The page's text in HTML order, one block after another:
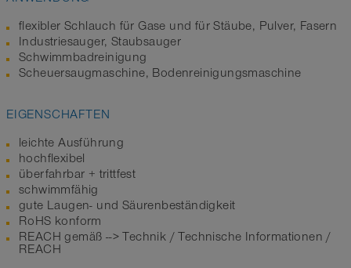
flexibler Schlauch für Gase und für Stäube, Pulver, Fasern
Industriesauger, Staubsauger
Schwimmbadreinigung
Scheuersaugmaschine, Bodenreinigungsmaschine
EIGENSCHAFTEN
leichte Ausführung
hochflexibel
überfahrbar + trittfest
schwimmfähig
gute Laugen- und Säurenbeständigkeit
RoHS konform
REACH gemäß --> Technik / Technische Informationen /
REACH